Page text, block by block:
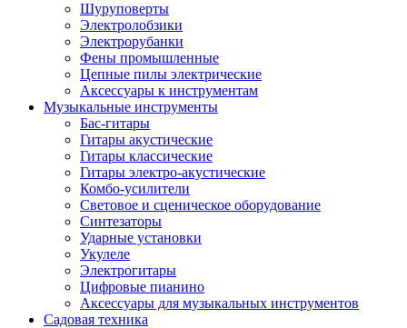
Шуруповерты
Электролобзики
Электрорубанки
Фены промышленные
Цепные пилы электрические
Аксессуары к инструментам
Музыкальные инструменты
Бас-гитары
Гитары акустические
Гитары классические
Гитары электро-акустические
Комбо-усилители
Световое и сценическое оборудование
Синтезаторы
Ударные установки
Укулеле
Электрогитары
Цифровые пианино
Аксессуары для музыкальных инструментов
Садовая техника